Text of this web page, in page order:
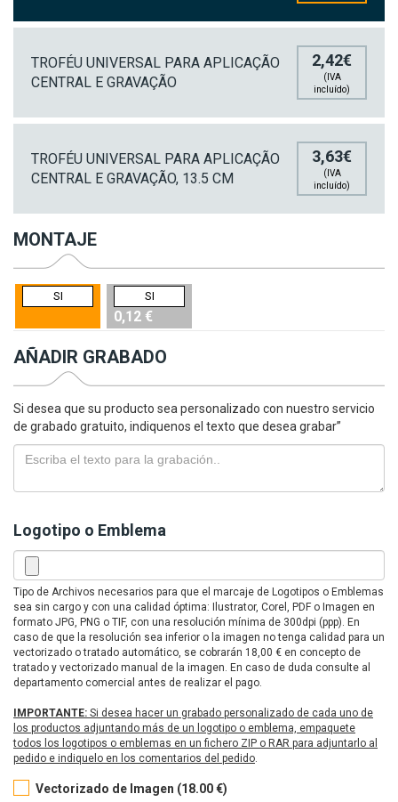
TROFÉU UNIVERSAL PARA APLICAÇÃO
CENTRAL E GRAVAÇÃO
2,42€
(IVA
incluído)
TROFÉU UNIVERSAL PARA APLICAÇÃO
CENTRAL E GRAVAÇÃO, 13.5 CM
3,63€
(IVA
incluído)
MONTAJE
SI SI
0,12 €
AÑADIR GRABADO
Si desea que su producto sea personalizado con nuestro servicio
de grabado gratuito, indiquenos el texto que desea grabar”
Logotipo o Emblema
Tipo de Archivos necesarios para que el marcaje de Logotipos o Emblemas
sea sin cargo y con una calidad óptima: Ilustrator, Corel, PDF o Imagen en
formato JPG, PNG o TIF, con una resolución mínima de 300dpi (ppp). En
caso de que la resolución sea inferior o la imagen no tenga calidad para un
vectorizado o tratado automático, se cobrarán 18,00 € en concepto de
tratado y vectorizado manual de la imagen. En caso de duda consulte al
departamento comercial antes de realizar el pago.
IMPORTANTE: Si desea hacer un grabado personalizado de cada uno de
los productos adjuntando más de un logotipo o emblema, empaquete
todos los logotipos o emblemas en un fichero ZIP o RAR para adjuntarlo al
pedido e indiquelo en los comentarios del pedido.
Vectorizado de Imagen (18.00 €)